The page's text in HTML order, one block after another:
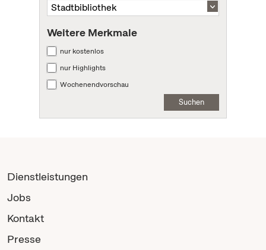
Weitere Merkmale
nur kostenlos
nur Highlights
Wochenendvorschau
Suchen
Dienstleistungen
Jobs
Kontakt
Presse